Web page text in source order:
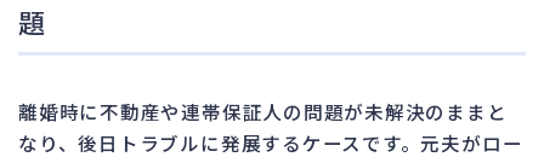
題
離婚時に不動産や連帯保証人の問題が未解決のままと
なり、後日トラブルに発展するケースです。元夫がロー